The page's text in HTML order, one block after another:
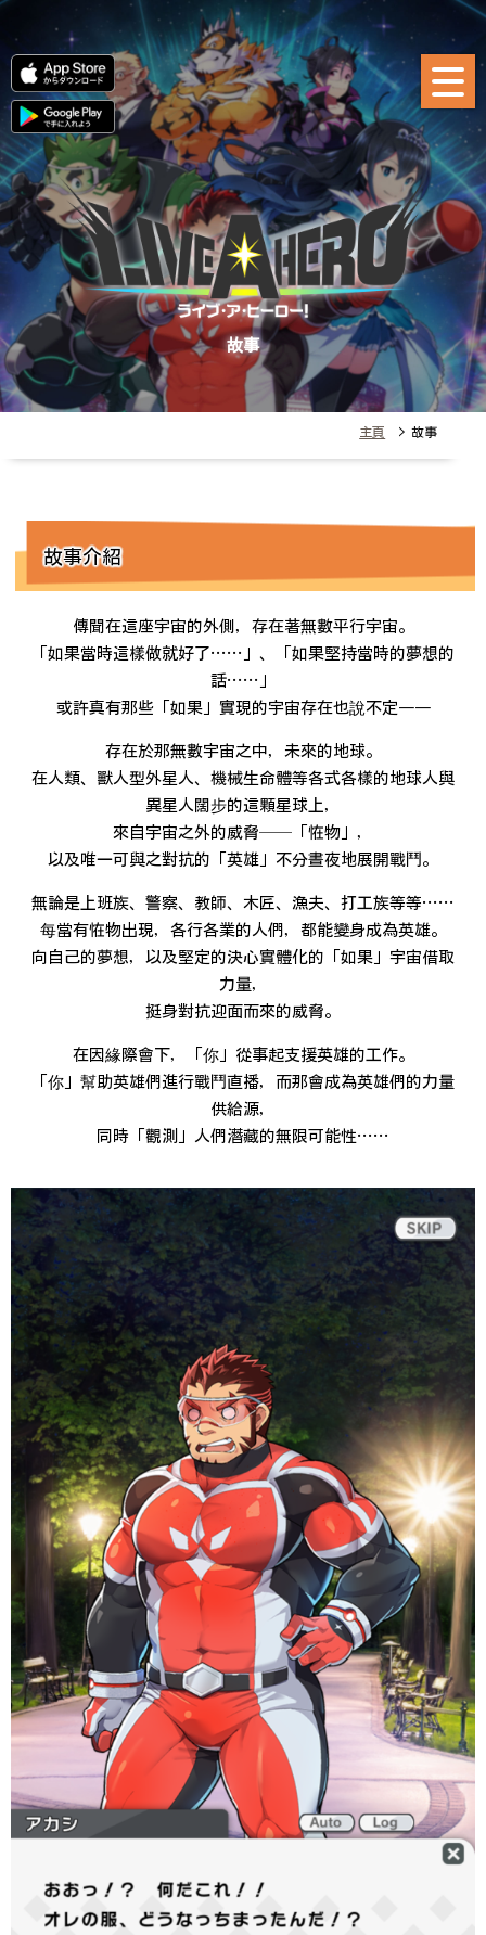
故事
主頁 > 故事
故事介紹
傳聞在這座宇宙的外側，存在著無數平行宇宙。
「如果當時這樣做就好了……」、「如果堅持當時的夢想的
話……」
或許真有那些「如果」實現的宇宙存在也說不定――
存在於那無數宇宙之中，未來的地球。
在人類、獸人型外星人、機械生命體等各式各樣的地球人與
異星人闊步的這顆星球上，
來自宇宙之外的威脅──「恠物」，
以及唯一可與之對抗的「英雄」不分晝夜地展開戰鬥。
無論是上班族、警察、教師、木匠、漁夫、打工族等等……
每當有恠物出現，各行各業的人們，都能變身成為英雄。
向自己的夢想，以及堅定的決心實體化的「如果」宇宙借取
力量，
挺身對抗迎面而來的威脅。
在因緣際會下，「你」從事起支援英雄的工作。
「你」幫助英雄們進行戰鬥直播，而那會成為英雄們的力量
供給源，
同時「觀測」人們潛藏的無限可能性……